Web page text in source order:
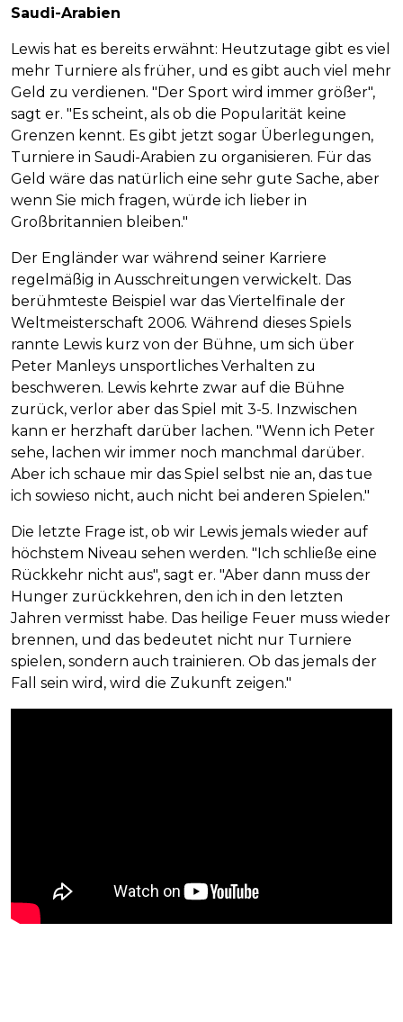
Saudi-Arabien
Lewis hat es bereits erwähnt: Heutzutage gibt es viel
mehr Turniere als früher, und es gibt auch viel mehr
Geld zu verdienen. "Der Sport wird immer größer",
sagt er. "Es scheint, als ob die Popularität keine
Grenzen kennt. Es gibt jetzt sogar Überlegungen,
Turniere in Saudi-Arabien zu organisieren. Für das
Geld wäre das natürlich eine sehr gute Sache, aber
wenn Sie mich fragen, würde ich lieber in
Großbritannien bleiben."
Der Engländer war während seiner Karriere
regelmäßig in Ausschreitungen verwickelt. Das
berühmteste Beispiel war das Viertelfinale der
Weltmeisterschaft 2006. Während dieses Spiels
rannte Lewis kurz von der Bühne, um sich über
Peter Manleys unsportliches Verhalten zu
beschweren. Lewis kehrte zwar auf die Bühne
zurück, verlor aber das Spiel mit 3-5. Inzwischen
kann er herzhaft darüber lachen. "Wenn ich Peter
sehe, lachen wir immer noch manchmal darüber.
Aber ich schaue mir das Spiel selbst nie an, das tue
ich sowieso nicht, auch nicht bei anderen Spielen."
Die letzte Frage ist, ob wir Lewis jemals wieder auf
höchstem Niveau sehen werden. "Ich schließe eine
Rückkehr nicht aus", sagt er. "Aber dann muss der
Hunger zurückkehren, den ich in den letzten
Jahren vermisst habe. Das heilige Feuer muss wieder
brennen, und das bedeutet nicht nur Turniere
spielen, sondern auch trainieren. Ob das jemals der
Fall sein wird, wird die Zukunft zeigen."